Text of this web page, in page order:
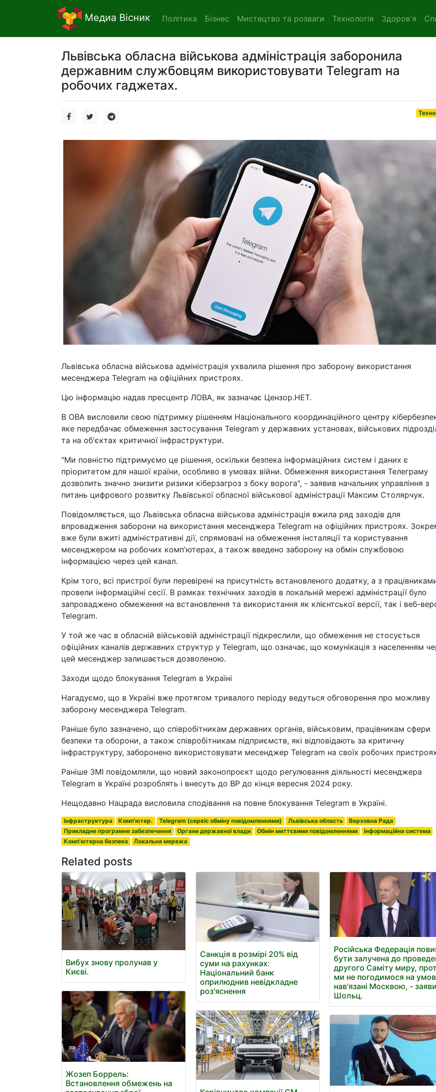
Медиа Вісник Політика Бізнес Мистецтво та розваги Технологія Здоров'я
Львівська обласна військова адміністрація заборонила
державним службовцям використовувати Telegram на
робочих гаджетах.
Львівська обласна військова адміністрація ухвалила рішення про заборону використання
месенджера Telegram на офіційних пристроях.
Цю інформацію надав пресцентр ЛОВА, як зазначає Цензор.НЕТ.
В ОВА висловили свою підтримку рішенням Національного координаційного центру
яке передбачає обмеження застосування Telegram у державних установах, військових
та на об'єктах критичної інфраструктури.
"Ми повністю підтримуємо це рішення, оскільки безпека інформаційних систем і даних є
пріоритетом для нашої країни, особливо в умовах війни. Обмеження використання Телеграму
дозволить значно знизити ризики кіберзагроз з боку ворога", - заявив начальник управління з
питань цифрового розвитку Львівської обласної військової адміністрації Максим Столярчук.
Повідомляється, що Львівська обласна військова адміністрація вжила ряд заходів для
впровадження заборони на використання месенджера Telegram на офіційних пристроях.
вже були вжиті адміністративні дії, спрямовані на обмеження інсталяції та користування
месенджером на робочих комп'ютерах, а також введено заборону на обмін службовою
інформацією через цей канал.
Крім того, всі пристрої були перевірені на присутність встановленого додатку, а з
провели інформаційні сесії. В рамках технічних заходів в локальній мережі адміністрації було
запроваджено обмеження на встановлення та використання як клієнтської версії, так і веб-
Telegram.
У той же час в обласній військовій адміністрації підкреслили, що обмеження не стосується
офіційних каналів державних структур у Telegram, що означає, що комунікація з населенням
цей месенджер залишається дозволеною.
Заходи щодо блокування Telegram в Україні
Нагадуємо, що в Україні вже протягом тривалого періоду ведуться обговорення про можливу
заборону месенджера Telegram.
Раніше було зазначено, що співробітникам державних органів, військовим, працівникам сфери
безпеки та оборони, а також співробітникам підприємств, які відповідають за критичну
інфраструктуру, заборонено використовувати месенджер Telegram на своїх робочих
Раніше ЗМІ повідомляли, що новий законопроєкт щодо регулювання діяльності месенджера
Telegram в Україні розроблять і внесуть до ВР до кінця вересня 2024 року.
Нещодавно Нацрада висловила сподівання на повне блокування Telegram в Україні.
Інфраструктура Комп'ютер. Telegram (сервіс обміну повідомленнями) Львівська область
Верховна Рада
Прикладне програмне забезпечення
Органи державної влади Обмін миттєвими повідомленнями
Інформаційна система
Комп'ютерна безпека
Локальна мережа
Related posts
Вибух знову пролунав у
Києві.
Жозеп Боррель:
Встановлення обмежень на
Санкція в розмірі 20% від
суми на рахунках:
Національний банк
оприлюднив невідкладне
роз'яснення
Російська Федерація
бути залучена до
другого Саміту миру,
ми не погодимося на
нав'язані Москвою, -
Шольц.